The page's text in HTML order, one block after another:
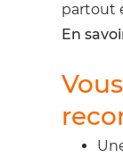
partout
En